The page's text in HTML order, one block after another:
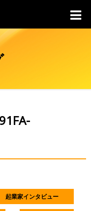
起業家インタビュー